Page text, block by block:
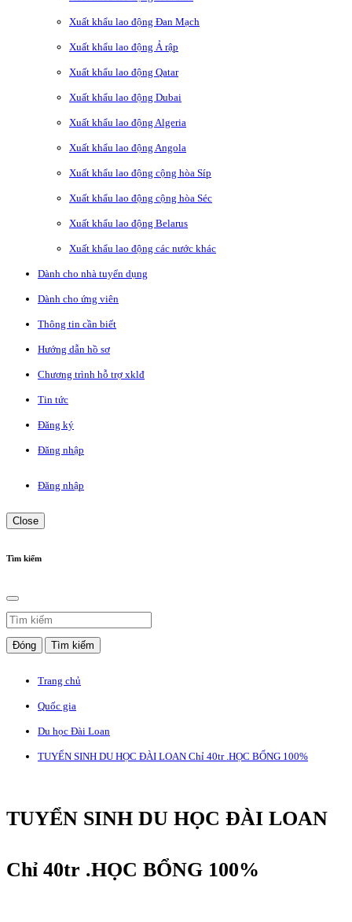
Xuất khẩu lao động Đan Mạch
Xuất khẩu lao động Ả rập
Xuất khẩu lao động Qatar
Xuất khẩu lao động Dubai
Xuất khẩu lao động Algeria
Xuất khẩu lao động Angola
Xuất khẩu lao động cộng hòa Síp
Xuất khẩu lao động cộng hòa Séc
Xuất khẩu lao động Belarus
Xuất khẩu lao động các nước khác
Dành cho nhà tuyển dụng
Dành cho ứng viên
Thông tin cần biết
Hướng dẫn hồ sơ
Chương trình hỗ trợ xklđ
Tin tức
Đăng ký
Đăng nhập
Đăng nhập
Close
Tìm kiếm
Đóng Tìm kiếm
Trang chủ
Quốc gia
Du học Đài Loan
TUYỂN SINH DU HỌC ĐÀI LOAN Chỉ 40tr .HỌC BỔNG 100%
TUYỂN SINH DU HỌC ĐÀI LOAN
Chỉ 40tr .HỌC BỔNG 100%